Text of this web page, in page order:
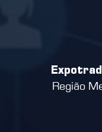
Região